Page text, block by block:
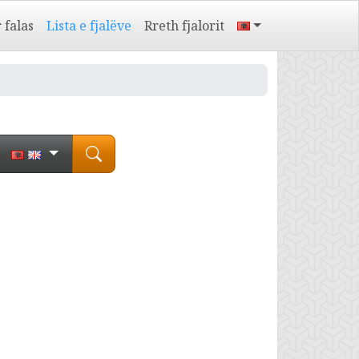
falas Lista e fjalëve Rreth fjalorit